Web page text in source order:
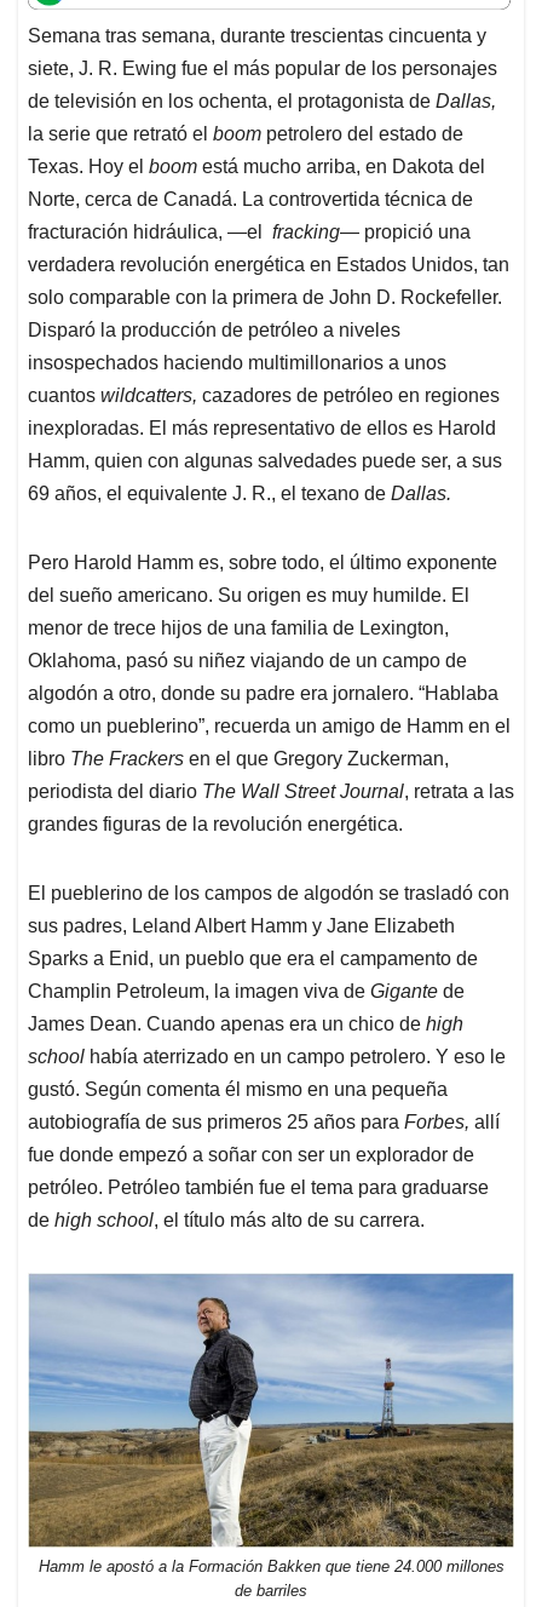
t
s
A
p
p
e
b
o
o
k
k
e
d
I
n
i
l
e
a
d
s
Semana tras semana, durante trescientas cincuenta y
siete, J. R. Ewing fue el más popular de los personajes
de televisión en los ochenta, el protagonista de Dallas,
la serie que retrató el boom petrolero del estado de
Texas. Hoy el boom está mucho arriba, en Dakota del
Norte, cerca de Canadá. La controvertida técnica de
fracturación hidráulica, —el
fracking— propició una
verdadera revolución energética en Estados Unidos, tan
solo comparable con la primera de John D. Rockefeller.
Disparó la producción de petróleo a niveles
insospechados haciendo multimillonarios a unos
cuantos wildcatters, cazadores de petróleo en regiones
inexploradas. El más representativo de ellos es Harold
Hamm, quien con algunas salvedades puede ser, a sus
69 años, el equivalente J. R., el texano de Dallas.
Pero Harold Hamm es, sobre todo, el último exponente
del sueño americano. Su origen es muy humilde. El
menor de trece hijos de una familia de Lexington,
Oklahoma, pasó su niñez viajando de un campo de
algodón a otro, donde su padre era jornalero. “Hablaba
como un pueblerino”, recuerda un amigo de Hamm en el
libro The Frackers en el que Gregory Zuckerman,
periodista del diario The Wall Street Journal, retrata a las
grandes figuras de la revolución energética.
El pueblerino de los campos de algodón se trasladó con
sus padres, Leland Albert Hamm y Jane Elizabeth
Sparks a Enid, un pueblo que era el campamento de
Champlin Petroleum, la imagen viva de Gigante de
James Dean. Cuando apenas era un chico de high
school había aterrizado en un campo petrolero. Y eso le
gustó. Según comenta él mismo en una pequeña
autobiografía de sus primeros 25 años para Forbes, allí
fue donde empezó a soñar con ser un explorador de
petróleo. Petróleo también fue el tema para graduarse
de high school, el título más alto de su carrera.
Hamm le apostó a la Formación Bakken que tiene 24.000 millones
de barriles